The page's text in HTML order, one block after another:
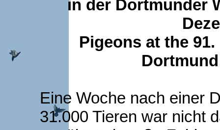
in der Dortmunder
Pigeons at the
Eine Woche nach einer
31.000 Tieren war nicht